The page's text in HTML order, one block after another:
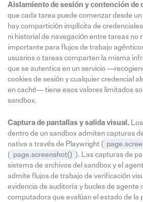
Aislamiento de sesión y contención de
que cada tarea puede comenzar desde
hay compartición implícita de
ni historial de navegación entre tareas no
importante para flujos de trabajo
usuarios o tareas comparten la misma
que se autentica en un servicio
cookies de sesión y cualquier credencial
en caché— tiene esos valores limitados
sandbox.
Captura de pantallas y salida visual.
dentro de un sandbox admiten capturas
nativa a través de Playwright (
( page.screenshot() ). Las capturas de
sistema de archivos del sandbox y el
admite flujos de trabajo de verificación
evidencia de auditoría y bucles de agente
computadora que evalúan el estado de la